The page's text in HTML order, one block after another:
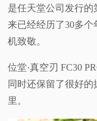
是任天堂公司发行的
来已经经历了30多个
机致敬。
位堂·真空刃 FC30
同时还保留了很好的
里。